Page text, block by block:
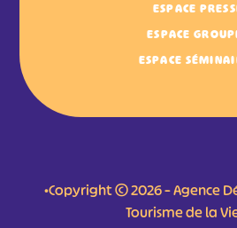
ESPACE
ESPACE
ESPACE
•Copyright © 2026 – Agence
Tourisme de la